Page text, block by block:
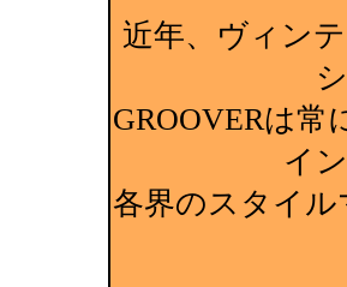
近年、ヴィン
GROOVERは
イ
各界のスタイル